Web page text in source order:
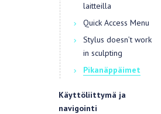
laitteilla
Quick Access Menu
Stylus doesn’t work
in sculpting
Pikanäppäimet
Käyttöliittymä ja
navigointi